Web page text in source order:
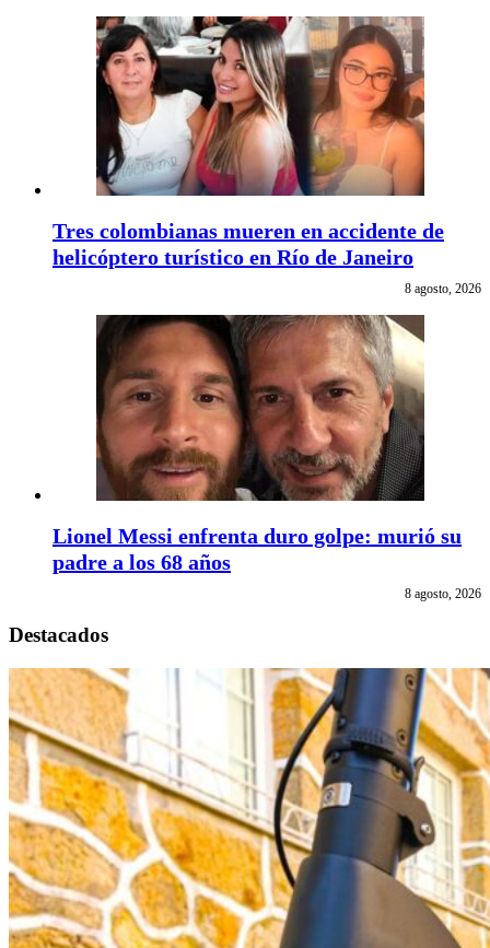
Tres colombianas mueren en accidente de
helicóptero turístico en Río de Janeiro
8 agosto, 2026
Lionel Messi enfrenta duro golpe: murió su
padre a los 68 años
8 agosto, 2026
Destacados